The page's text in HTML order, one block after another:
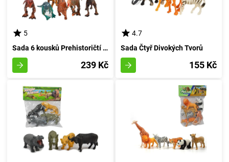
5
Sada 6 kousků Prehistoričtí Tvorečci v Pytlíku
239 Kč
4.7
Sada Čtyř Divokých Tvorů
155 Kč